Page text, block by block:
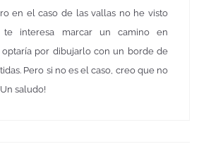
en el caso de las vallas no he visto
te interesa marcar un camino en
optaría por dibujarlo con un borde de
Pero si no es el caso, creo que no
saludo!